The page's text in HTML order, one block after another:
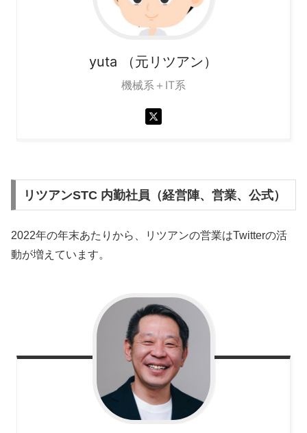
yuta （元リツアン）
機械系＋IT系
リツアンSTC 内勤社員（経営陣、営業、公式）
2022年の年末あたりから、リツアンの営業はTwitterの活
動が増えています。